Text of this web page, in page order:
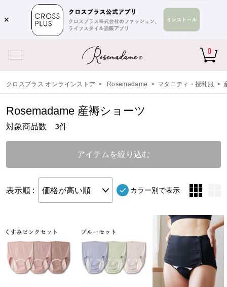
✕
0
クロスプラス オンラインストア > Rosemadame > マタニティ・授乳服 >
対象商品数 3件
Rosemadame 産褥ショーツ
アイテムを絞り込む
表示順 : 価格が高い順 カラー別で表示